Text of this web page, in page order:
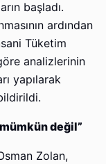
başladı.
ardından
Tüketim
analizlerinin
yapılarak
değil”
Zolan,